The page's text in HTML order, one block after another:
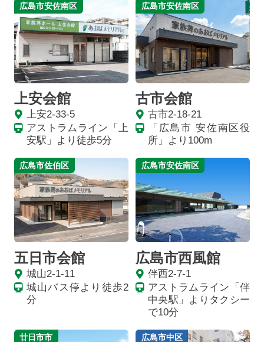
広島市安佐南区
上安会館
上安2-33-5
アストラムライン「上
安駅」より徒歩5分
広島市安佐南区
古市会館
古市2-18-21
「広島市 安佐南区役
所」より100m
広島市佐伯区
五日市会館
城山2-1-11
城山バス停より徒歩2
分
広島市安佐南区
広島市西風館
伴西2-7-1
アストラムライン「伴
中央駅」よりタクシー
で10分
廿日市市 広島市中区